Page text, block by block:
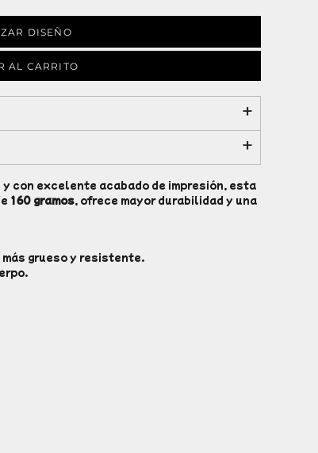
DISEÑO
AL CARRITO
con excelente acabado de impresión, esta
160 gramos , ofrece mayor durabilidad y una
grueso y resistente.